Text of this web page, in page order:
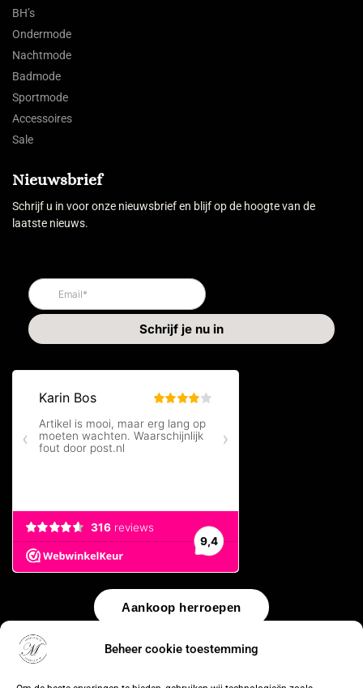
Beheer cookie toestemming
BH’s
Ondermode
Nachtmode
Badmode
Sportmode
Accessoires
Sale
Nieuwsbrief
Schrijf u in voor onze nieuwsbrief en blijf op de hoogte van de
laatste nieuws.
Aankoop herroepen
© 2026 by WebUnlimited–Algemene voorwaarden